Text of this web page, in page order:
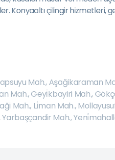
Konyaaltı çilingir
Mah.,Aşağikaraman
Mah.,Geyi̇kbayiri Mah.,
Mah., Li̇man Mah.,
Yarbaşçandir Mah.,